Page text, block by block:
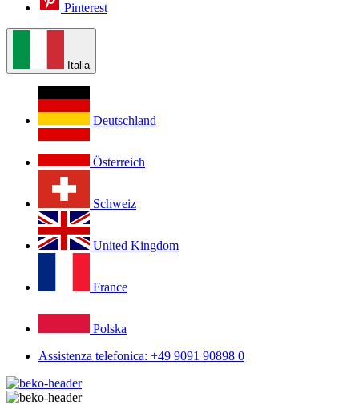
Pinterest
Italia
Deutschland
Österreich
Schweiz
United Kingdom
France
Polska
Assistenza telefonica: +49 9091 90898 0